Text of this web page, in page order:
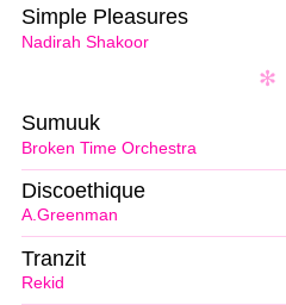
Nadirah Shakoor
Simple Pleasures
Broken Time Orchestra
Sumuuk
A.Greenman
Discoethique
Rekid
Tranzit